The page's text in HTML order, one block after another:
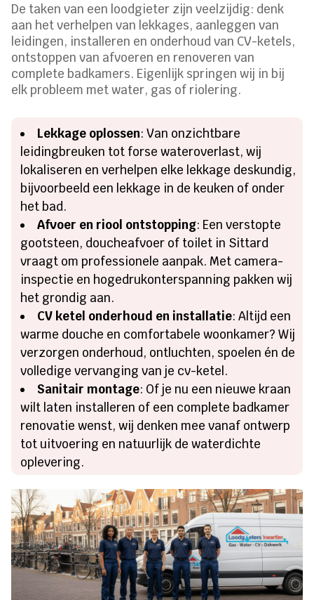
De taken van een loodgieter zijn veelzijdig: denk
aan het verhelpen van lekkages, aanleggen van
leidingen, installeren en onderhoud van CV-ketels,
ontstoppen van afvoeren en renoveren van
complete badkamers. Eigenlijk springen wij in bij
elk probleem met water, gas of riolering.
Lekkage oplossen: Van onzichtbare
leidingbreuken tot forse wateroverlast, wij
lokaliseren en verhelpen elke lekkage deskundig,
bijvoorbeeld een lekkage in de keuken of onder
het bad.
Afvoer en riool ontstopping: Een verstopte
gootsteen, doucheafvoer of toilet in Sittard
vraagt om professionele aanpak. Met camera-
inspectie en hogedrukonterspanning pakken wij
het grondig aan.
CV ketel onderhoud en installatie: Altijd een
warme douche en comfortabele woonkamer? Wij
verzorgen onderhoud, ontluchten, spoelen én de
volledige vervanging van je cv-ketel.
Sanitair montage: Of je nu een nieuwe kraan
wilt laten installeren of een complete badkamer
renovatie wenst, wij denken mee vanaf ontwerp
tot uitvoering en natuurlijk de waterdichte
oplevering.